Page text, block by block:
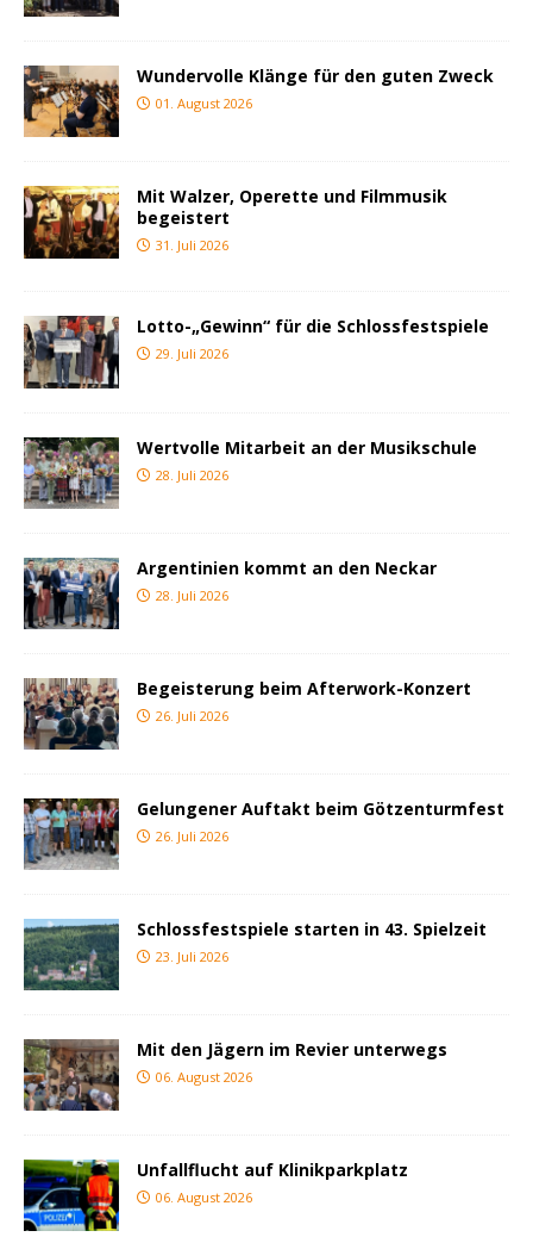
Wundervolle Klänge für den guten Zweck
01. August 2026
Mit Walzer, Operette und Filmmusik
begeistert
31. Juli 2026
Lotto-„Gewinn“ für die Schlossfestspiele
29. Juli 2026
Wertvolle Mitarbeit an der Musikschule
28. Juli 2026
Argentinien kommt an den Neckar
28. Juli 2026
Begeisterung beim Afterwork-Konzert
26. Juli 2026
Gelungener Auftakt beim Götzenturmfest
26. Juli 2026
Schlossfestspiele starten in 43. Spielzeit
23. Juli 2026
Mit den Jägern im Revier unterwegs
06. August 2026
Unfallflucht auf Klinikparkplatz
06. August 2026